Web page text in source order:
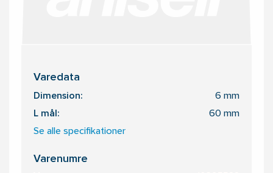
Varedata
Dimension: 6 mm
L mål: 60 mm
Se alle specifikationer
Varenumre